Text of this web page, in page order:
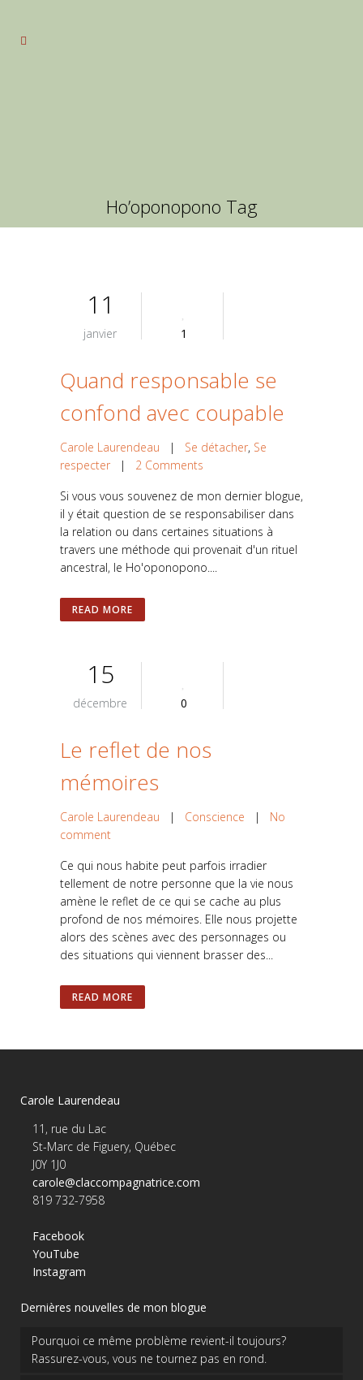
Ho’oponopono Tag
11
janvier 1
Quand responsable se
confond avec coupable
Carole Laurendeau | Se détacher, Se
respecter | 2 Comments
Si vous vous souvenez de mon dernier blogue,
il y était question de se responsabiliser dans
la relation ou dans certaines situations à
travers une méthode qui provenait d'un rituel
ancestral, le Ho'oponopono....
READ MORE
15
décembre 0
Le reflet de nos
mémoires
Carole Laurendeau | Conscience | No
comment
Ce qui nous habite peut parfois irradier
tellement de notre personne que la vie nous
amène le reflet de ce qui se cache au plus
profond de nos mémoires. Elle nous projette
alors des scènes avec des personnages ou
des situations qui viennent brasser des...
READ MORE
Carole Laurendeau
11, rue du Lac
St-Marc de Figuery, Québec
J0Y 1J0
carole@claccompagnatrice.com
819 732-7958
Facebook
YouTube
Instagram
Dernières nouvelles de mon blogue
Pourquoi ce même problème revient-il toujours?
Rassurez-vous, vous ne tournez pas en rond.